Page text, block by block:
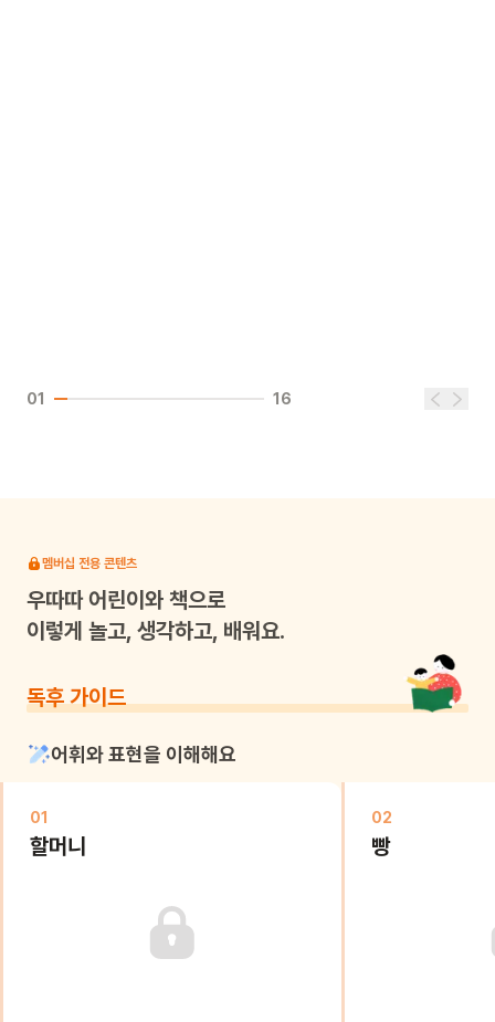
01 16
멤버십 전용 콘텐츠
우따따어린이와 책으로
이렇게 놀고, 생각하고, 배워요.
독후 가이드
어휘와 표현을 이해해요
01
할머니
02
빵